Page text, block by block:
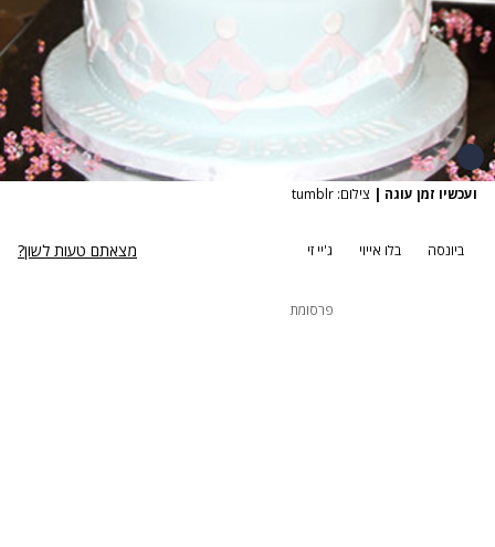
ועכשיו זמן עוגה | צילום: tumblr
ביונסה בלו אייוי ג'יי זי מצאתם טעות לשון?
פרסומת